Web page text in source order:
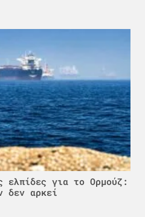
ελπίδες για το Ορμούζ:
δεν αρκεί